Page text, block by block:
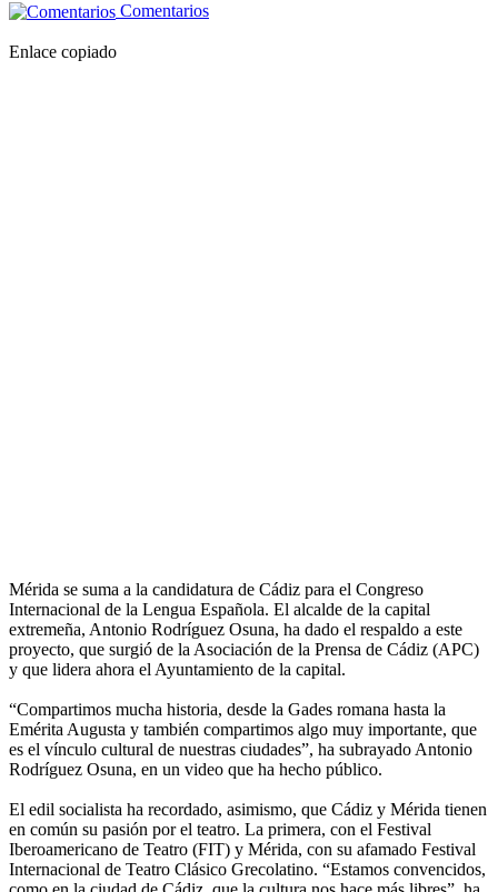
Comentarios
Enlace copiado
Mérida se suma a la candidatura de Cádiz para el Congreso
Internacional de la Lengua Española. El alcalde de la capital
extremeña, Antonio Rodríguez Osuna, ha dado el respaldo a este
proyecto, que surgió de la Asociación de la Prensa de Cádiz (APC)
y que lidera ahora el Ayuntamiento de la capital.
“Compartimos mucha historia, desde la Gades romana hasta la
Emérita Augusta y también compartimos algo muy importante, que
es el vínculo cultural de nuestras ciudades”, ha subrayado Antonio
Rodríguez Osuna, en un video que ha hecho público.
El edil socialista ha recordado, asimismo, que Cádiz y Mérida tienen
en común su pasión por el teatro. La primera, con el Festival
Iberoamericano de Teatro (FIT) y Mérida, con su afamado Festival
Internacional de Teatro Clásico Grecolatino. “Estamos convencidos,